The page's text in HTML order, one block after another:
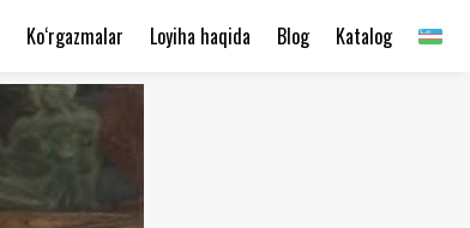
Katalog
Blog
Loyiha haqida
Ko‘rgazmalar